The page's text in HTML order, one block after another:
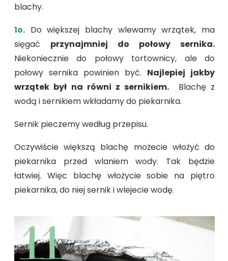
blachy.
1o. Do większej blachy wlewamy wrzątek, ma
sięgać przynajmniej do połowy sernika.
Niekoniecznie do połowy tortownicy, ale do
połowy sernika powinien być. Najlepiej jakby
wrzątek był na równi z sernikiem. Blachę z
wodą i sernikiem wkładamy do piekarnika.
Sernik pieczemy według przepisu.
Oczywiście większą blachę możecie włożyć do
piekarnika przed wlaniem wody. Tak będzie
łatwiej. Więc blachę włożycie sobie na piętro
piekarnika, do niej sernik i wlejecie wodę.